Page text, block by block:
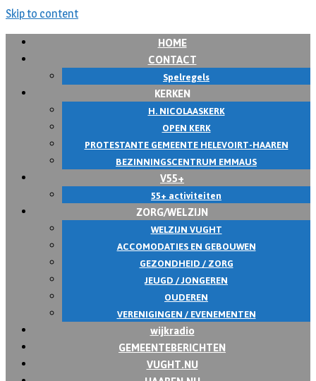
Skip to content
HOME
CONTACT
Spelregels
KERKEN
H. NICOLAASKERK
OPEN KERK
PROTESTANTE GEMEENTE HELEVOIRT-HAAREN
BEZINNINGSCENTRUM EMMAUS
V55+
55+ activiteiten
ZORG/WELZIJN
WELZIJN VUGHT
ACCOMODATIES EN GEBOUWEN
GEZONDHEID / ZORG
JEUGD / JONGEREN
OUDEREN
VERENIGINGEN / EVENEMENTEN
wijkradio
GEMEENTEBERICHTEN
VUGHT.NU